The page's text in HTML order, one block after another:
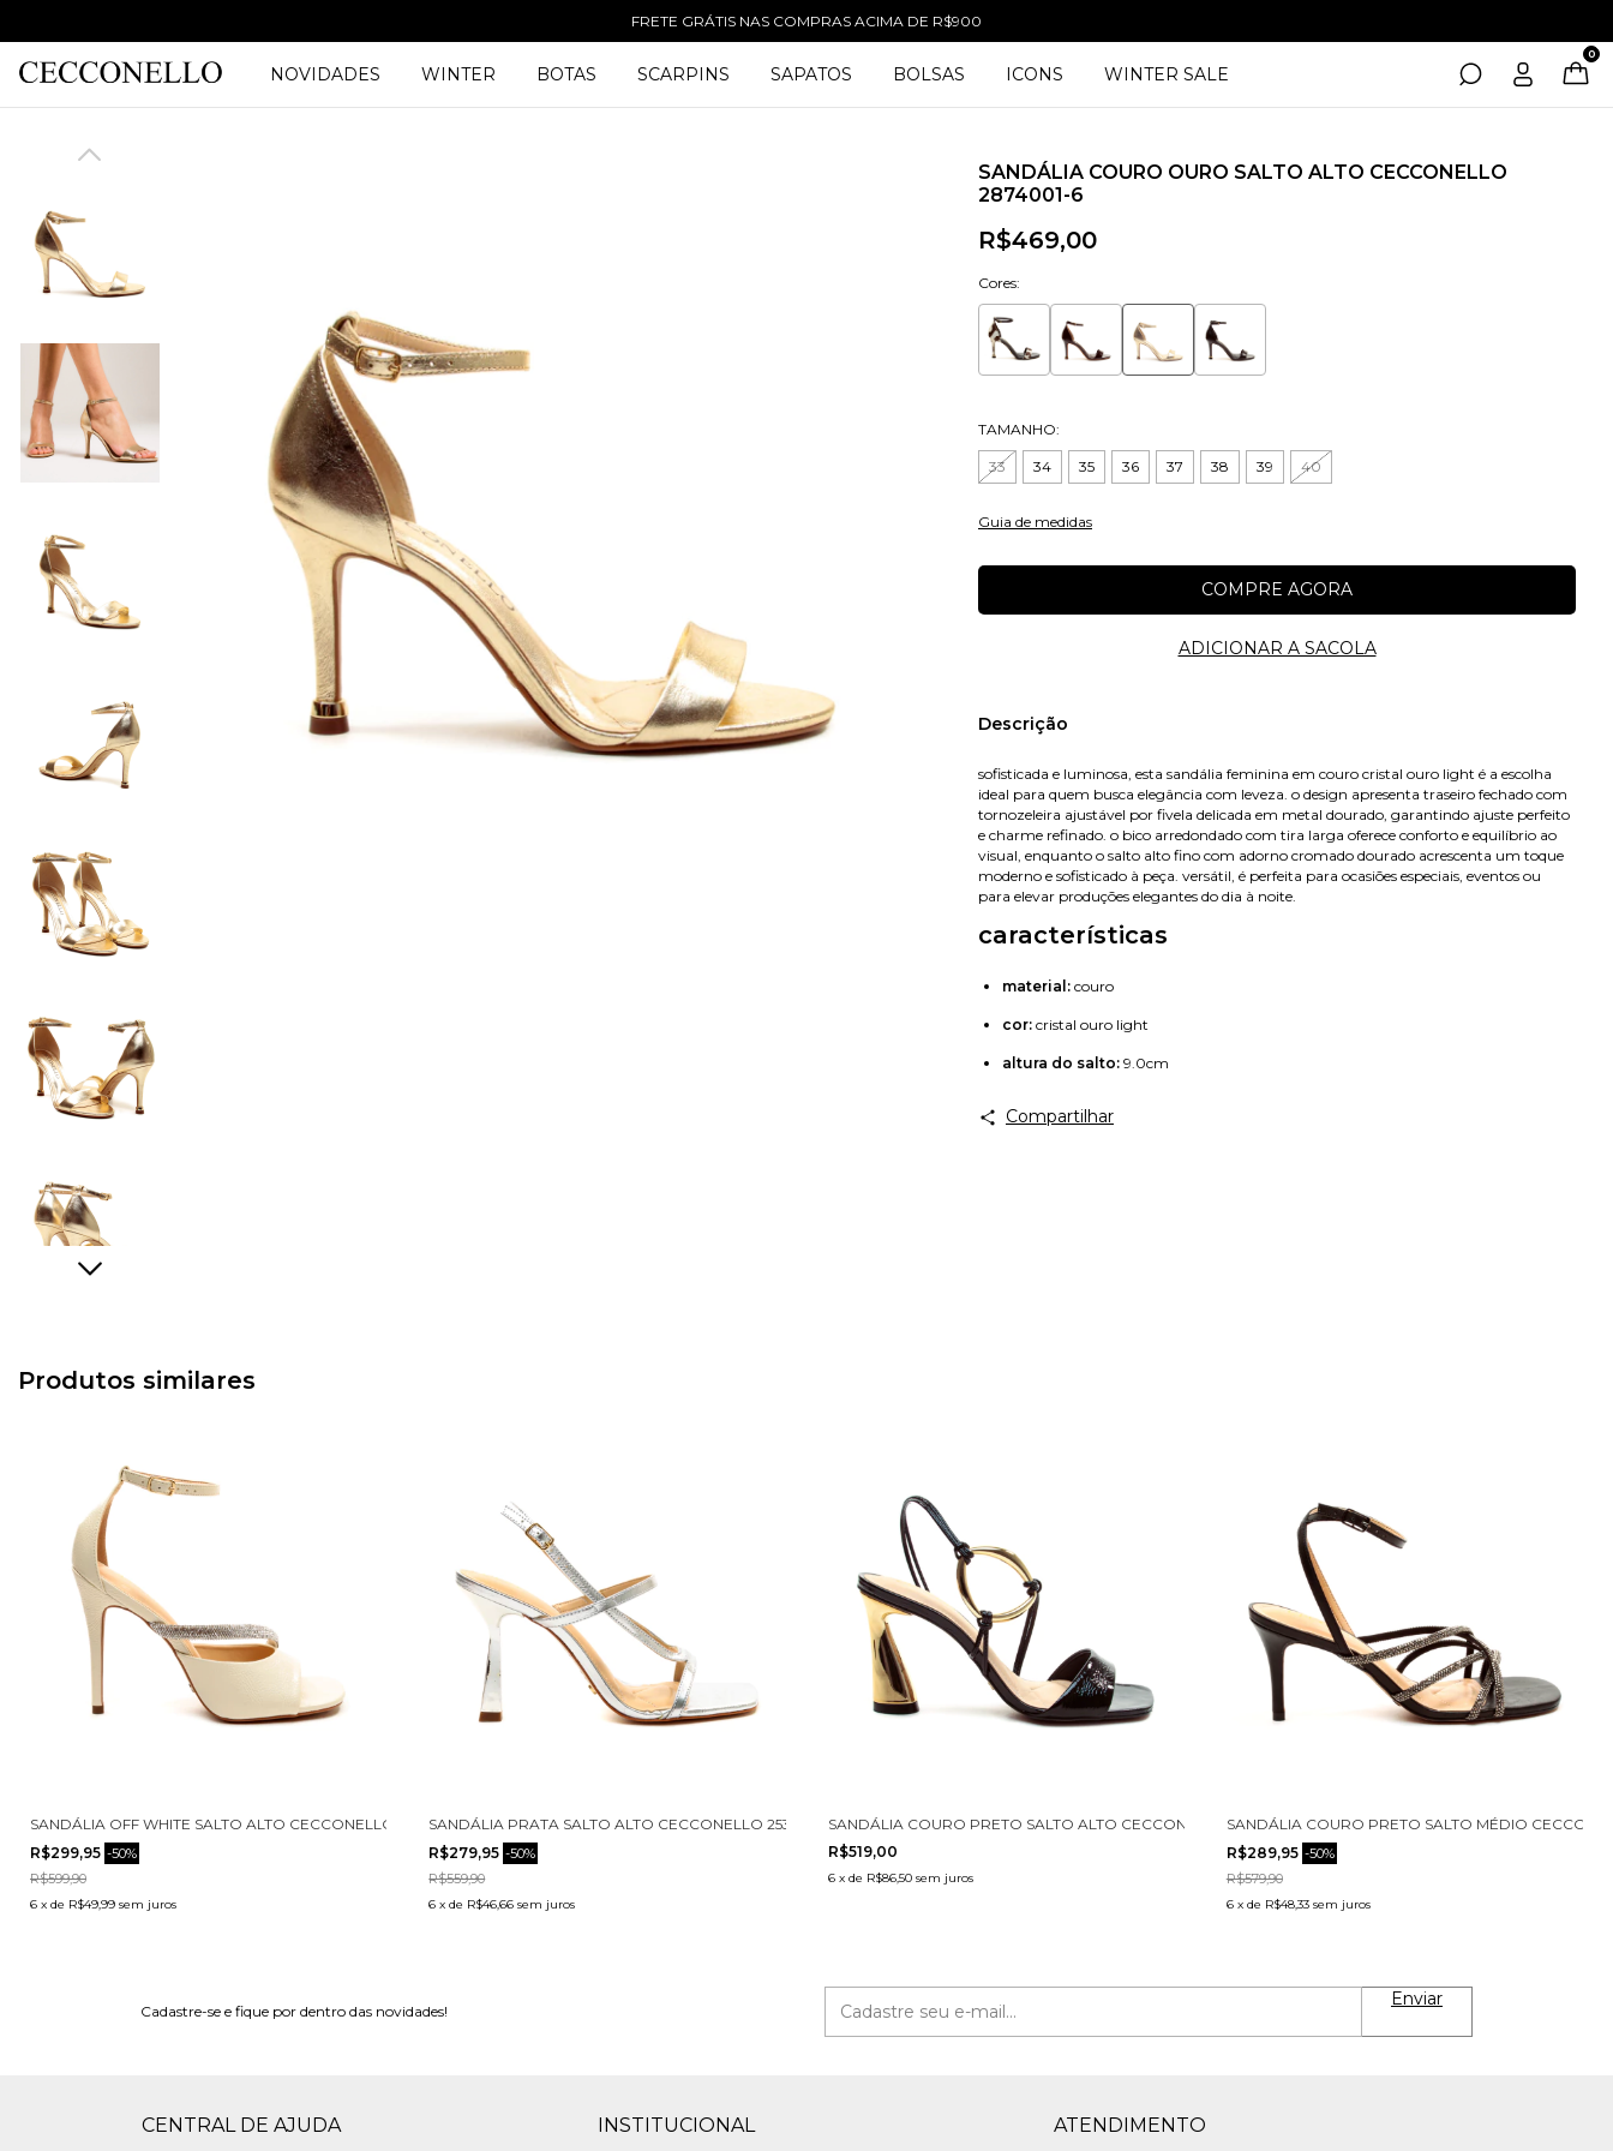
FRETE GRÁTIS NAS COMPRAS ACIMA DE R$900
NOVIDADES WINTER BOTAS SCARPINS SAPATOS BOLSAS ICONS WINTER SALE
0
SANDÁLIA COURO OURO SALTO ALTO CECCONELLO
2874001-6
R$469,00
Cores:
TAMANHO:
33 34 35 36 37 38 39 40
Guia de medidas
E-mail
Descrição
sofisticada e luminosa, esta sandália feminina em couro cristal ouro light é a escolha
ideal para quem busca elegância com leveza. o design apresenta traseiro fechado com
tornozeleira ajustável por fivela delicada em metal dourado, garantindo ajuste perfeito
e charme refinado. o bico arredondado com tira larga oferece conforto e equilíbrio ao
visual, enquanto o salto alto fino com adorno cromado dourado acrescenta um toque
moderno e sofisticado à peça. versátil, é perfeita para ocasiões especiais, eventos ou
para elevar produções elegantes do dia à noite.
características
material: couro
cor: cristal ouro light
altura do salto: 9.0cm
Compartilhar
Produtos similares
2693001-2
SANDÁLIA OFF WHITE SALTO ALTO CECCONELLO 2551004-3
R$299,95 -50%
R$599,90
6 x de R$49,99 sem juros
SANDÁLIA PRATA SALTO ALTO CECCONELLO 2535002-2
R$279,95 -50%
R$559,90
6 xde R$46,66 sem juros
SANDÁLIA COURO PRETO SALTO ALTO CECCONELLO 2693001-4
R$519,00
6 x de R$86,50 sem juros
SANDÁLIA COURO PRETO SALTO MÉDIO
R$289,95 -50%
R$579,90
6 x de R$48,33 sem juros
Cadastre-se e fique por dentro das novidades!
CENTRAL DE AJUDA INSTITUCIONAL ATENDIMENTO